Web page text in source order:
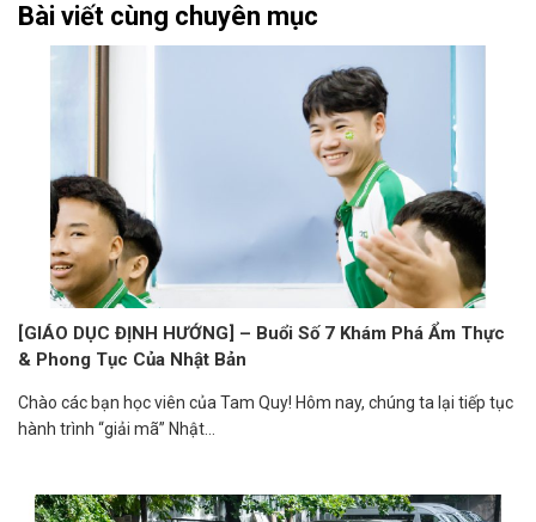
Bài viết cùng chuyên mục
[GIÁO DỤC ĐỊNH HƯỚNG] – Buổi Số 7 Khám Phá Ẩm Thực
& Phong Tục Của Nhật Bản
Chào các bạn học viên của Tam Quy! Hôm nay, chúng ta lại tiếp tục
hành trình “giải mã” Nhật...